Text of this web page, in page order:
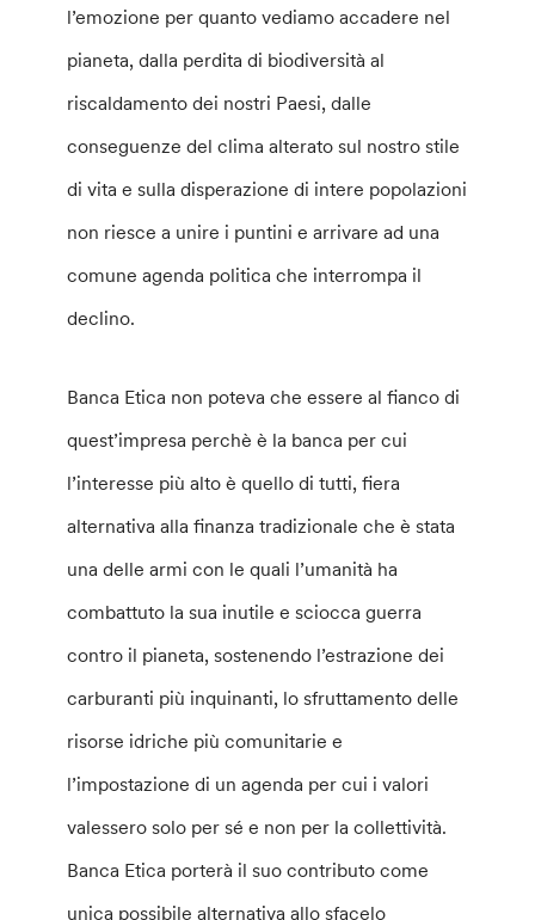
l’emozione per quanto vediamo accadere nel
pianeta, dalla perdita di biodiversità al
riscaldamento dei nostri Paesi, dalle
conseguenze del clima alterato sul nostro stile
di vita e sulla disperazione di intere popolazioni
non riesce a unire i puntini e arrivare ad una
comune agenda politica che interrompa il
declino.
Banca Etica non poteva che essere al fianco di
quest’impresa perchè è la banca per cui
l’interesse più alto è quello di tutti, fiera
alternativa alla finanza tradizionale che è stata
una delle armi con le quali l’umanità ha
combattuto la sua inutile e sciocca guerra
contro il pianeta, sostenendo l’estrazione dei
carburanti più inquinanti, lo sfruttamento delle
risorse idriche più comunitarie e
l’impostazione di un agenda per cui i valori
valessero solo per sé e non per la collettività.
Banca Etica porterà il suo contributo come
unica possibile alternativa allo sfacelo